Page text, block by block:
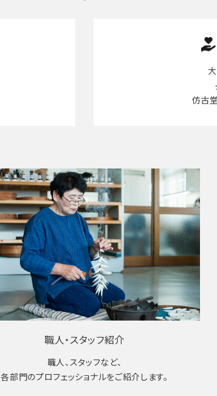
仿古
職人・スタッフ紹介
職人、スタッフなど、
各部門のプロフェッショナルをご紹介します。